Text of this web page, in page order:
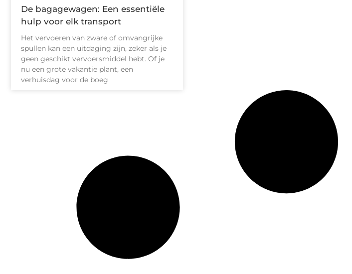
De bagagewagen: Een essentiële
hulp voor elk transport
Het vervoeren van zware of omvangrijke
spullen kan een uitdaging zijn, zeker als je
geen geschikt vervoersmiddel hebt. Of je
nu een grote vakantie plant, een
verhuisdag voor de boeg